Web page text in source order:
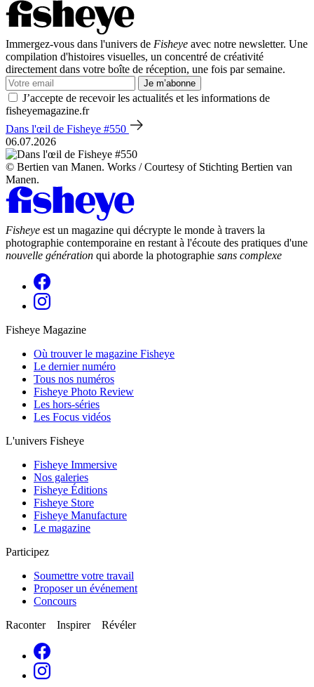
Immergez-vous dans l'univers de Fisheye avec notre newsletter. Une
compilation d'histoires visuelles, un concentré de créativité
directement dans votre boîte de réception, une fois par semaine.
Je m’abonne
J’accepte de recevoir les actualités et les informations de
fisheyemagazine.fr
Dans l'œil de Fisheye #550
06.07.2026
© Bertien van Manen. Works / Courtesy of Stichting Bertien van
Manen.
Fisheye est un magazine qui décrypte le monde à travers la
photographie contemporaine en restant à l'écoute des pratiques d'une
nouvelle génération qui aborde la photographie sans complexe
Fisheye Magazine
Où trouver le magazine Fisheye
Le dernier numéro
Tous nos numéros
Fisheye Photo Review
Les hors-séries
Les Focus vidéos
L'univers Fisheye
Fisheye Immersive
Nos galeries
Fisheye Éditions
Fisheye Store
Fisheye Manufacture
Le magazine
Participez
Soumettre votre travail
Proposer un événement
Concours
Raconter Inspirer Révéler